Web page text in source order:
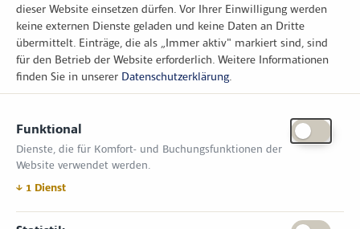
Zimper Media GmbH
Reinhardtstr. 31, 10117 Berlin
Tel.: +49 (0) 30 814 50 12 600
office@kommunal.de
dieser Website einsetzen dürfen. Vor Ihrer Einwilligung werden
keine externen Dienste geladen und keine Daten an Dritte
übermittelt. Einträge, die als „Immer aktiv" markiert sind, sind
für den Betrieb der Website erforderlich. Weitere Informationen
finden Sie in unserer Datenschutzerklärung.
Funktional
Dienste, die für Komfort- und Buchungsfunktionen der
Website verwendet werden.
↓ 1 Dienst